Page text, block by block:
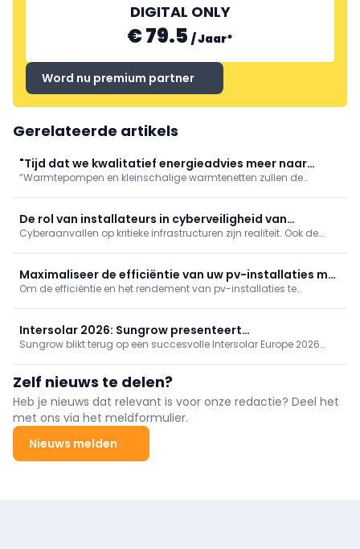
DIGITAL ONLY
€ 79.5 /Jaar*
Word nu premium partner
Gerelateerde artikels
"Tijd dat we kwalitatief energieadvies meer naar
waarde schatten"
“Warmtepompen en kleinschalige warmtenetten zullen de
maximaal comfort en rendement zijn een correcte
dimensionering, inregeling en
De rol van installateurs in cyberveiligheid van
zonnestroom
Cyberaanvallen op kritieke infrastructuren zijn realiteit. Ook de
elektriciens en installateurs, niet enkel voor IT-specialisten.
Maximaliseer de efficiëntie van uw pv-installaties met
thermografie
Om de efficiëntie en het rendement van pv-installaties te
thermografie.
Intersolar 2026: Sungrow presenteert
energieoplossingen van de volgende generatie
Sungrow blikt terug op een succesvolle Intersolar Europe 2026
energietransitie versnellen.
Zelf nieuws te delen?
Heb je nieuws dat relevant is voor onze redactie? Deel het
met ons via het meldformulier.
Nieuws melden